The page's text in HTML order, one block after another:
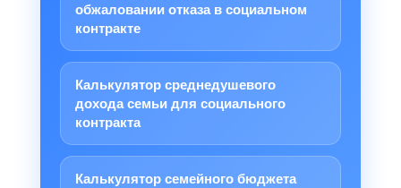
обжаловании отказа в социальном
контракте
Калькулятор среднедушевого
дохода семьи для социального
контракта
Калькулятор семейного бюджета